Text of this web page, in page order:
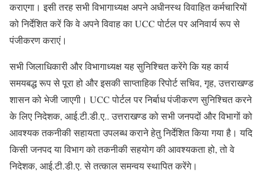
कराएगा। इसी तरह सभी विभागाध्यक्ष अपने अधीनस्थ विवाहित कर्मचारियों
को निर्देशित करें कि वे अपने विवाह का UCC पोर्टल पर अनिवार्य रूप से
पंजीकरण कराएं।
सभी जिलाधिकारी और विभागाध्यक्ष यह सुनिश्चित करेंगे कि यह कार्य
समयबद्ध रूप से पूरा हो और इसकी साप्ताहिक रिपोर्ट सचिव, गृह, उत्तराखण्ड
शासन को भेजी जाएगी। UCC पोर्टल पर निर्बाध पंजीकरण सुनिश्चित करने
के लिए निदेशक, आई.टी.डी.ए.. उत्तराखण्ड को सभी जनपदों और विभागों को
आवश्यक तकनीकी सहायता उपलब्ध कराने हेतु निर्देशित किया गया है। यदि
किसी जनपद या विभाग को तकनीकी सहयोग की आवश्यकता हो, तो वे
निदेशक, आई.टी.डी.ए. से तत्काल समन्वय स्थापित करेंगे।